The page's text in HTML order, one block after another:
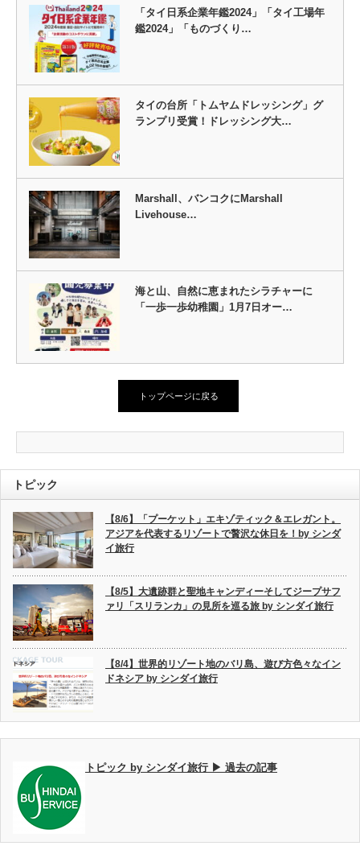
「タイ日系企業年鑑2024」「タイ工場年
鑑2024」「ものづくり…
タイの台所「トムヤムドレッシング」グ
ランプリ受賞！ドレッシング大…
Marshall、バンコクにMarshall
Livehouse…
海と山、自然に恵まれたシラチャーに
「一歩一歩幼稚園」1月7日オー…
トップページに戻る
トピック
【8/6】「プーケット」エキゾティック＆エレガント。
アジアを代表するリゾートで贅沢な休日を！by シンダ
イ旅行
【8/5】大遺跡群と聖地キャンディーそしてジープサフ
ァリ「スリランカ」の見所を巡る旅 by シンダイ旅行
【8/4】世界的リゾート地のバリ島、遊び方色々なイン
ドネシア by シンダイ旅行
トピック by シンダイ旅行 ▶ 過去の記事